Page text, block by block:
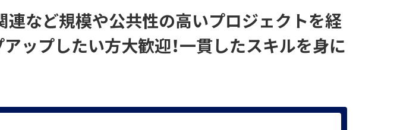
連など規模や公共性の高いプロジェクトを経
ップしたい方大歓迎！一貫したスキルを身に